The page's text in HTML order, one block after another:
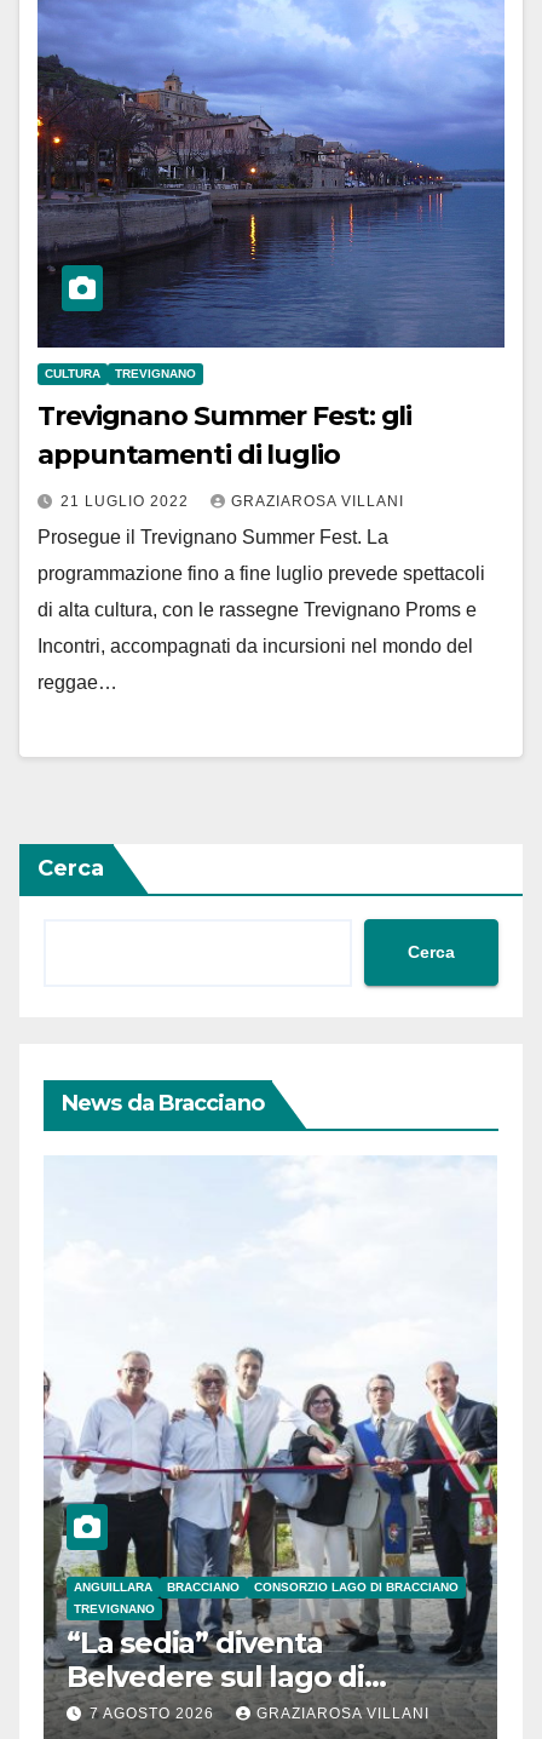
CULTURA TREVIGNANO
Trevignano Summer Fest: gli
appuntamenti di luglio
21 LUGLIO 2022 GRAZIAROSA VILLANI
Prosegue il Trevignano Summer Fest. La
programmazione fino a fine luglio prevede spettacoli
di alta cultura, con le rassegne Trevignano Proms e
Incontri, accompagnati da incursioni nel mondo del
reggae…
Cerca
Cerca
News da Bracciano
ANGUILLARA BRACCIANO
CONSORZIO LAGO DI BRACCIANO
TREVIGNANO
“La sedia” diventa
Belvedere sul lago di
Bracciano: ieri
7 AGOSTO 2026 GRAZIAROSA VILLANI